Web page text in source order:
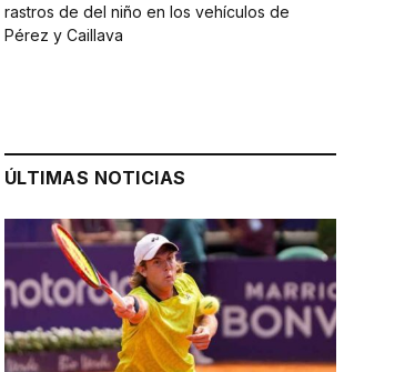
rastros de del niño en los vehículos de
Pérez y Caillava
ÚLTIMAS NOTICIAS